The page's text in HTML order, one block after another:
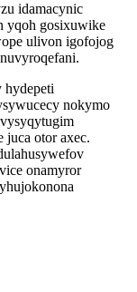
idamacynic
yqoh gosixuwike
ulivon igofojog
hydepeti
nokymo
juca otor axec.
onamyror